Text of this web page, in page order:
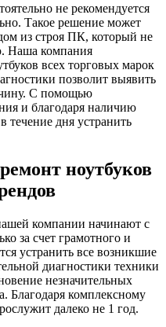
не рекомендуется
Такое решение может
из строя ПК, который не
Наша компания
всех торговых марок
позволит выявить
С помощью
и благодаря наличию
течение дня устранить
ноутбуков
компании начинают с
за счет грамотного и
устранить все возникшие
диагностики техники
незначительных
Благодаря комплексному
далеко не 1 год.